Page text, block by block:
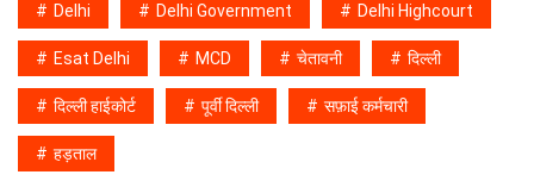
Delhi Delhi Government Delhi Highcourt
Esat Delhi MCD चेतावनी दिल्ली
दिल्ली हाईकोर्ट पूर्वी दिल्ली सफ़ाई कर्मचारी
हड़ताल